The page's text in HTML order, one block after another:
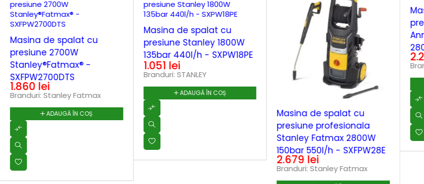
Masina de spalat cu
presiune 2700W
Stanley®Fatmax® -
SXFPW2700DTS
1.860 lei
Branduri:Stanley Fatmax
ADAUGĂ ÎN COȘ
Masina de spalat cu
presiune Stanley 1800W
135bar 440l/h - SXPW18PE
1.051 lei
Branduri:STANLEY
ADAUGĂ ÎN COȘ
Masina de spalat cu
presiune profesionala
Stanley Fatmax 2800W
150bar 550l/h - SXFPW28E
2.679 lei
Branduri:Stanley Fatmax
-9%